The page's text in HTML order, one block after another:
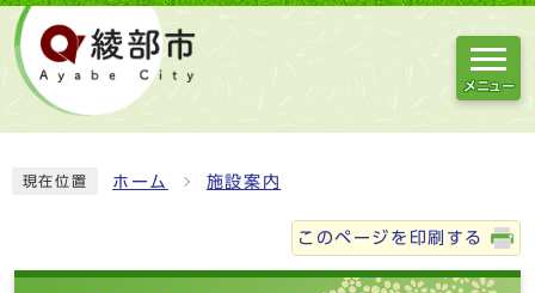
メニュー
現在位置 ホーム 施設案内
このページを印刷する